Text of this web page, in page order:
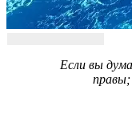
Если вы
правы;